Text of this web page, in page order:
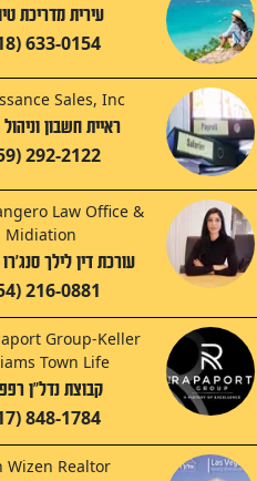
עירית מדריכת
633-0154
Sales, Inc
ראיית חשבון
292-2122
Law Office &
Midiation
עורכת דין לילך
216-0881
Group-Keller
Town Life
קבוצת נדל"ן
848-1784
Wizen Realtor